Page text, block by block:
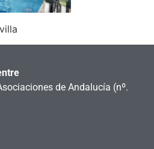
de Andalucía (nº.